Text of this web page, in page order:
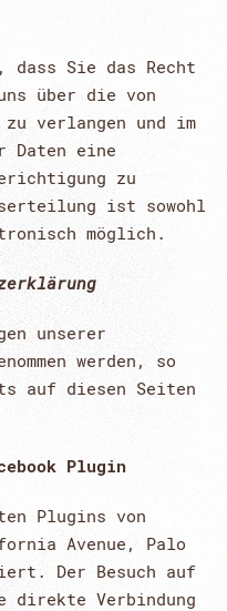
Sie das Recht
über die von
verlangen und im
eine
zu
ist sowohl
möglich.
unserer
werden, so
auf diesen Seiten
Plugin
Plugins von
Avenue, Palo
Der Besuch auf
direkte Verbindung